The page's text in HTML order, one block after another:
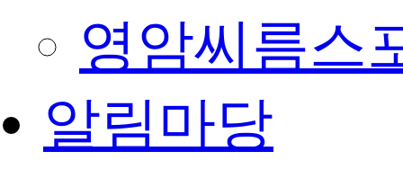
영암씨름스
알림마당